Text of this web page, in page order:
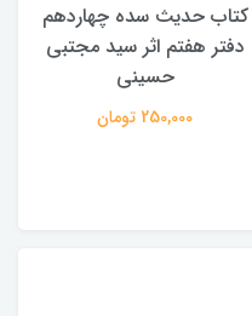
کتاب آفاق الولایه فی فقه
الامامه (2 جلدی)
950,000 تومان